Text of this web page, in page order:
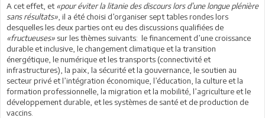
A cet effet, et«pour éviter la litanie des discours lors d’une longue plénière
sans résultats» , il a été choisi d’organiser sept tables rondes lors
desquelles les deux parties ont eu des discussions qualifiées de
«fructueuses» sur les thèmes suivants: le financement d’une croissance
durable et inclusive, le changement climatique et la transition
énergétique, le numérique et les transports (connectivité et
infrastructures), la paix, la sécurité et la gouvernance, le soutien au
secteur privé et l’intégration économique, l’éducation, la culture et la
formation professionnelle, la migration et la mobilité, l’agriculture et le
développement durable, et les systèmes de santé et de production de
vaccins.